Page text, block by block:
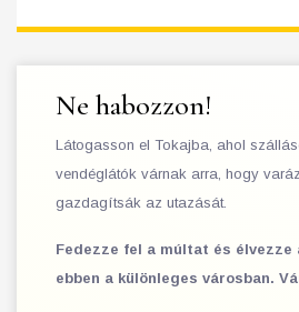
Ne habozzon!
Látogasson el Tokajba, ahol
vendéglátók várnak arra, hogy
gazdagítsák az utazását.
Fedezze fel a múltat és élvezze
ebben a különleges városban.